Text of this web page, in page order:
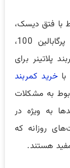
با فتق دیسک،
علاوه بر داروهایی مانند قرص لایریور پرگابالین 100،
پلاتینر برای
خرید کمربند
به مشکلات
به ویژه در
روزانه که
هستند.